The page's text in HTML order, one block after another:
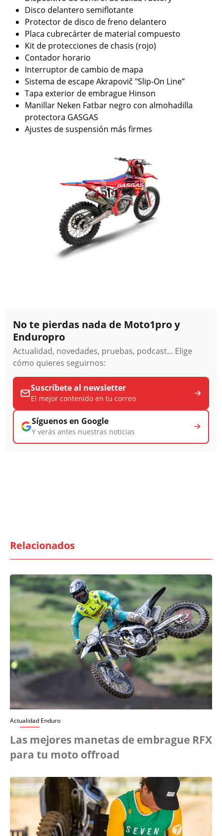
Disco delantero semiflotante
Protector de disco de freno delantero
Placa cubrecárter de material compuesto
Kit de protecciones de chasis (rojo)
Contador horario
Interruptor de cambio de mapa
Sistema de escape Akrapovič "Slip-On Line”
Tapa exterior de embrague Hinson
Manillar Neken Fatbar negro con almohadilla
protectora GASGAS
Ajustes de suspensión más firmes
No te pierdas nada de Moto1pro y
Enduropro
Actualidad, novedades, pruebas, podcast... Elige
cómo quieres seguirnos:
Suscríbete al newsletter
El mejor contenido en tu correo
Síguenos en Google
Y verás antes nuestras noticias
Relacionados
Actualidad Enduro
Las mejores manetas de embrague RFX
para tu moto offroad